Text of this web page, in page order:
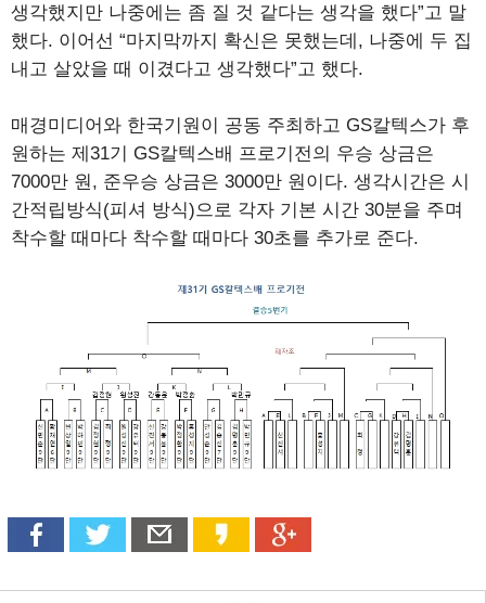
생각했지만 나중에는 좀 질 것 같다는 생각을 했다”고 말
했다. 이어선 “마지막까지 확신은 못했는데, 나중에 두 집
내고 살았을 때 이겼다고 생각했다”고 했다.
매경미디어와 한국기원이 공동 주최하고 GS칼텍스가 후
원하는 제31기 GS칼텍스배 프로기전의 우승 상금은
7000만 원, 준우승 상금은 3000만 원이다. 생각시간은 시
간적립방식(피셔 방식)으로 각자 기본 시간 30분을 주며
착수할 때마다 착수할 때마다 30초를 추가로 준다.